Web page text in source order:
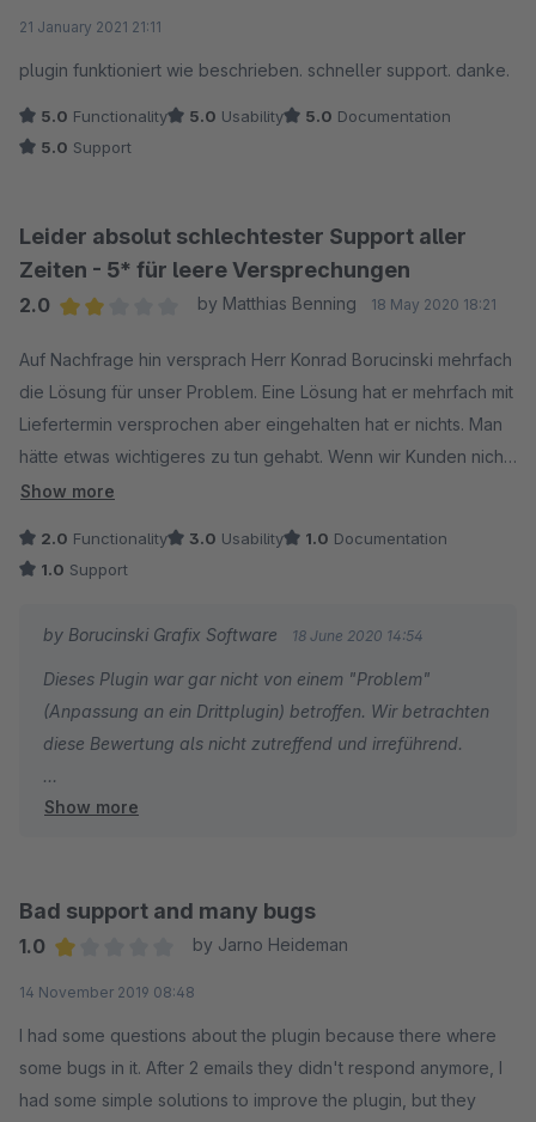
21 January 2021 21:11
plugin funktioniert wie beschrieben. schneller support. danke.
5.0 Functionality 5.0 Usability 5.0 Documentation
5.0 Support
Leider absolut schlechtester Support aller
Zeiten - 5* für leere Versprechungen
2.0
by Matthias Benning 18 May 2020 18:21
Auf Nachfrage hin versprach Herr Konrad Borucinski mehrfach
die Lösung für unser Problem. Eine Lösung hat er mehrfach mit
Liefertermin versprochen aber eingehalten hat er nichts. Man
hätte etwas wichtigeres zu tun gehabt. Wenn wir Kunden nicht
mehr das wichtigste sind, was dann? Vielleicht kann man dort
Show more
2.0 Functionality 3.0 Usability 1.0 Documentation
1.0 Support
by Borucinski Grafix Software 18 June 2020 14:54
Dieses Plugin war gar nicht von einem "Problem"
(Anpassung an ein Drittplugin) betroffen. Wir betrachten
diese Bewertung als nicht zutreffend und irreführend.
Ausser der schlechten Bewertung haben wir auch eine
--------------------------------------------------------------
---
es mein Problem.
Wenn Sie es nicht wollen, oder zeitlich können, sagen
Sie es einfach, da hab ich kein Problem mit.
Show more
Bad support and many bugs
1.0
by Jarno Heideman
14 November 2019 08:48
I had some questions about the plugin because there where
some bugs in it. After 2 emails they didn't respond anymore, I
had some simple solutions to improve the plugin, but they